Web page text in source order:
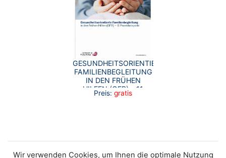
GESUNDHEITSORIENTIERTE
FAMILIENBEGLEITUNG
IN DEN FRÜHEN
HILFEN (GFB) – 11
PRAXISBEISPIELE
Preis: gratis
Wir verwenden Cookies, um Ihnen die optimale Nutzung